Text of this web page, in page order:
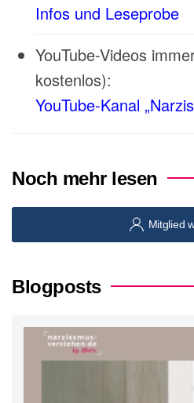
Infos und Leseprobe
YouTube-Videos
kostenlos):
YouTube-Kanal
Noch mehr lesen
Mitglied
Blogposts